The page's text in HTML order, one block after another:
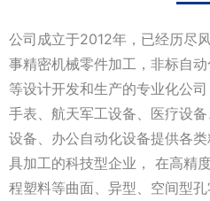
公司成立于2012年，已经历尽
事精密机械零件加工，非标自
等设计开发和生产的专业化公
手表、航天军工设备、医疗设
设备、办公自动化设备提供各
具加工的科技型企业， 在高精
程塑料等曲面、异型、空间型